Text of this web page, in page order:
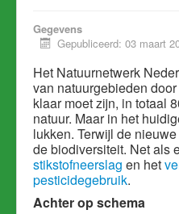
Duurzame links
Gegevens
Gepubliceerd: 03 maart
Het Natuurnetwerk
van natuurgebieden
klaar moet zijn, in totaal
natuur. Maar in het
lukken. Terwijl de
de biodiversiteit. Net als
stikstofneerslag en het
pesticidegebruik.
Achter op schema